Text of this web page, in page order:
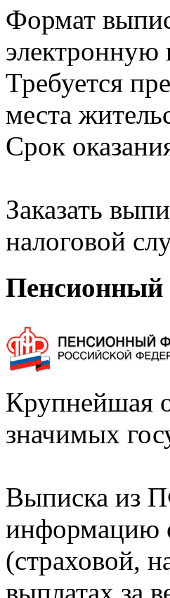
Формат
электронную
Требуется
места
Срок
Заказать
налоговой
Пенсионный
Крупнейшая
значимых
Выписка из
информацию
(страховой,
выплатах за